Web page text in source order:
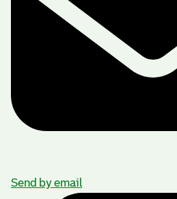
Send by email